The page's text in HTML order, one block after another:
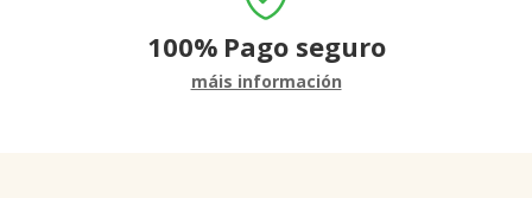
100% Pago seguro
máis información